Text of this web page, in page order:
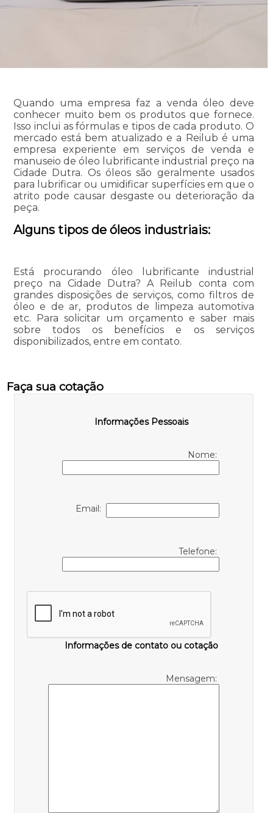
Quando uma empresa faz a venda óleo deve
conhecer muito bem os produtos que fornece.
Isso inclui as fórmulas e tipos de cada produto. O
mercado está bem atualizado e a Reilub é uma
empresa experiente em serviços de venda e
manuseio de óleo lubrificante industrial preço na
Cidade Dutra. Os óleos são geralmente usados
para lubrificar ou umidificar superfícies em que o
atrito pode causar desgaste ou deterioração da
peça.
Alguns tipos de óleos industriais:
Está procurando óleo lubrificante industrial
preço na Cidade Dutra? A Reilub conta com
grandes disposições de serviços, como filtros de
óleo e de ar, produtos de limpeza automotiva
etc. Para solicitar um orçamento e saber mais
sobre todos os benefícios e os serviços
disponibilizados, entre em contato.
Faça sua cotação
Informações Pessoais
Nome:
Email:
Telefone:
Informações de contato ou cotação
Mensagem: